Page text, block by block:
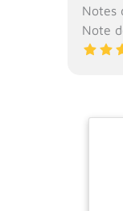
Notes
Note